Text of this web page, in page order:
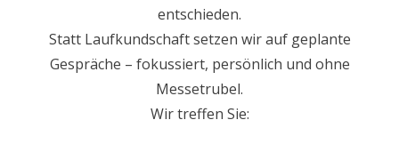
entschieden.
Statt Laufkundschaft setzen wir auf geplante
Gespräche – fokussiert, persönlich und ohne
Messetrubel.
Wir treffen Sie: